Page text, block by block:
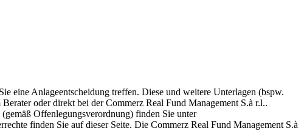
eine Anlageentscheidung treffen. Diese und weitere Unterlagen (bspw.
oder direkt bei der Commerz Real Fund Management S.à r.l..
Offenlegungsverordnung) finden Sie unter
finden Sie auf dieser Seite. Die Commerz Real Fund Management S.à